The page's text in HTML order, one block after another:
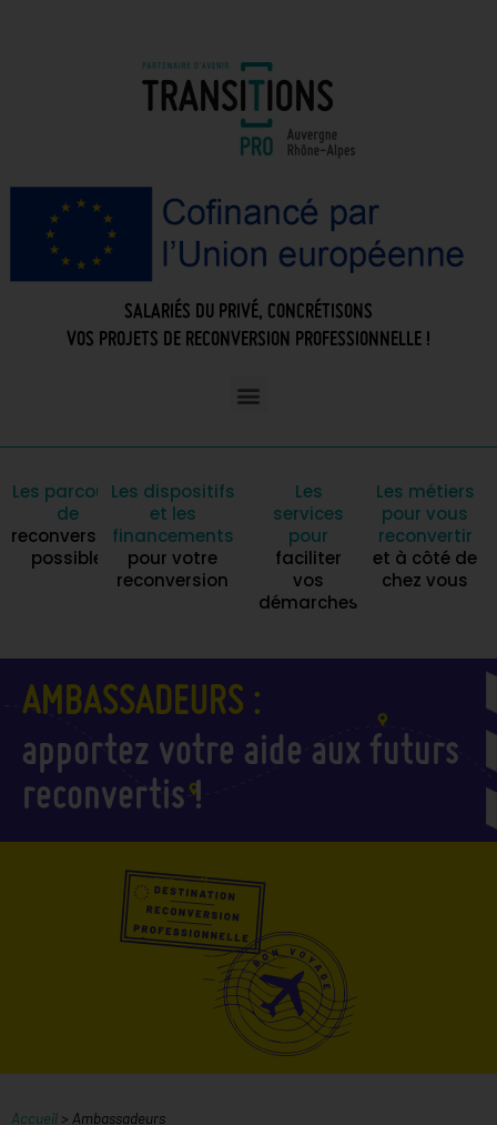
SALARIÉS DU PRIVÉ, CONCRÉTISONS
VOS PROJETS DE RECONVERSION PROFESSIONNELLE !
Les parcours
de
reconversion
possible
Les dispositifs
et les
financements
pour votre
reconversion
Les
services
pour
faciliter
vos
démarches
Les métiers
pour vous
reconvertir
et à côté de
chez vous
AMBASSADEURS :
apportez votre aide aux futurs
reconvertis !
Accueil > Ambassadeurs